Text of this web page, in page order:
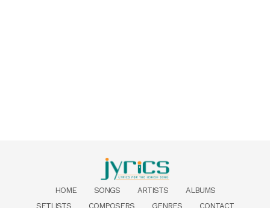
HOME SONGS ARTISTS
ALBUMS
SETLISTS
COMPOSERS GENRES CONTACT